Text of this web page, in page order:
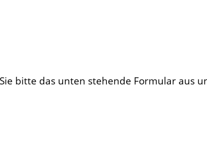
bitte das unten stehende Formular aus